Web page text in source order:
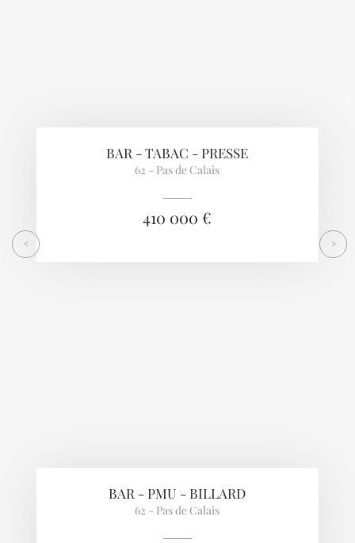
BAR - TABAC - PRESSE
62 - Pas de Calais
410 000 €
BAR - PMU - BILLARD
62 - Pas de Calais
< >